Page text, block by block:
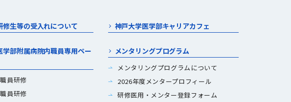
修生等の受入れについて 神戸大学医学部キャリアカフェ
学部附属病院内職員専用ペー
員研修
員研修
メンタリングプログラム
メンタリングプログラムについて
2026年度メンタープロフィール
研修医用・メンター登録フォーム